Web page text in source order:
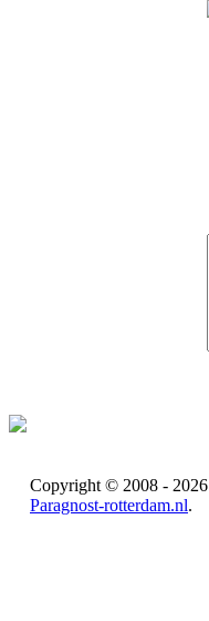
Copyright © 2008 - 2026
Paragnost-rotterdam.nl.